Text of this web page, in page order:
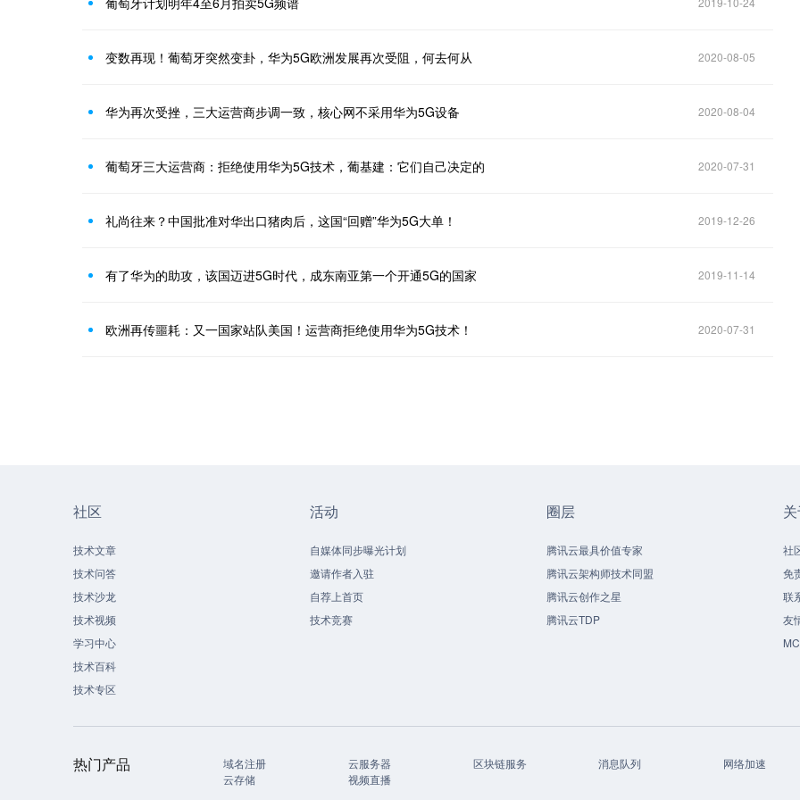
变数再现！葡萄牙突然变卦，华为5G欧洲发展再次受阻，何去何从 2020-08-05
华为再次受挫，三大运营商步调一致，核心网不采用华为5G设备 2020-08-04
葡萄牙三大运营商：拒绝使用华为5G技术，葡基建：它们自己决定的 2020-07-31
礼尚往来？中国批准对华出口猪肉后，这国“回赠”华为5G大单！ 2019-12-26
有了华为的助攻，该国迈进5G时代，成东南亚第一个开通5G的国家 2019-11-14
欧洲再传噩耗：又一国家站队美国！运营商拒绝使用华为5G技术！ 2020-07-31
社区
技术文章
技术问答
技术沙龙
技术视频
学习中心
技术百科
技术专区
活动
自媒体同步曝光计划
邀请作者入驻
自荐上首页
技术竞赛
圈层
腾讯云最具价值专家
腾讯云架构师技术同盟
腾讯云创作之星
腾讯云TDP
社
免
联
友
热门产品 域名注册 云服务器 区块链服务 消息队列
网络加速
云存储
视频直播